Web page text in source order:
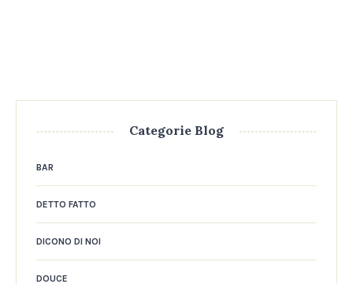
Categorie Blog
BAR
DETTO FATTO
DICONO DI NOI
DOUCE